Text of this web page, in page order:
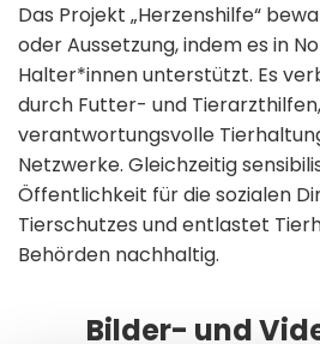
Das Projekt „Herzenshilfe“
oder Aussetzung, indem es in
Halter*innen unterstützt. Es
durch Futter- und
verantwortungsvolle
Netzwerke. Gleichzeitig
Öffentlichkeit für die sozialen
Tierschutzes und entlastet
Behörden nachhaltig.
Bilder- und